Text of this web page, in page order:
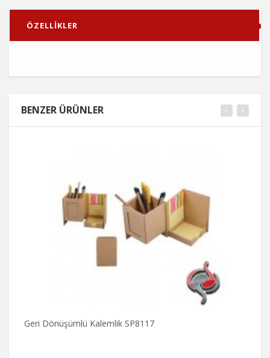
ÖZELLİKLER
BENZER ÜRÜNLER
Geri Dönüşümlü Kalemlik SP8117